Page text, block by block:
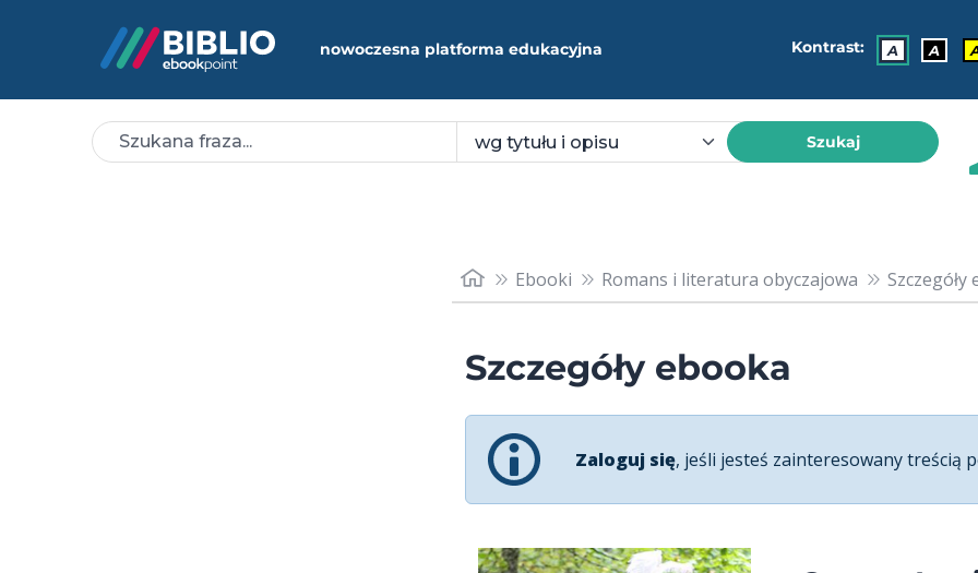
nowoczesna platforma edukacyjna Kontrast: A A
Szukaj
Ebooki Romans i literatura obyczajowa Szczegóły
Szczegóły ebooka
Zaloguj się, jeśli jesteś zainteresowany treścią